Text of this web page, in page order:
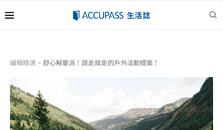
編輯精選 > 舒心解憂派！說走就走的戶外活動提案！